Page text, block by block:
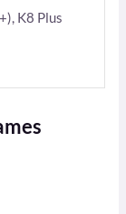
K8 Plus